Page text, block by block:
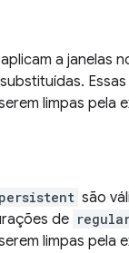
a janelas
limpas pela
são
de
limpas pela